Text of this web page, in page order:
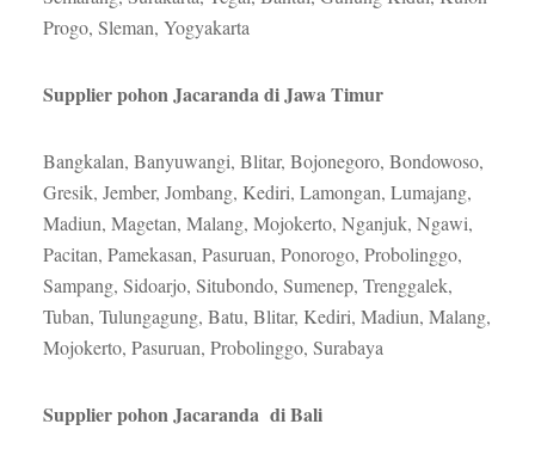
Progo, Sleman, Yogyakarta
Supplier pohon Jacaranda di Jawa Timur
Bangkalan, Banyuwangi, Blitar, Bojonegoro, Bondowoso,
Gresik, Jember, Jombang, Kediri, Lamongan, Lumajang,
Madiun, Magetan, Malang, Mojokerto, Nganjuk, Ngawi,
Pacitan, Pamekasan, Pasuruan, Ponorogo, Probolinggo,
Sampang, Sidoarjo, Situbondo, Sumenep, Trenggalek,
Tuban, Tulungagung, Batu, Blitar, Kediri, Madiun, Malang,
Mojokerto, Pasuruan, Probolinggo, Surabaya
Supplier pohon Jacaranda di Bali